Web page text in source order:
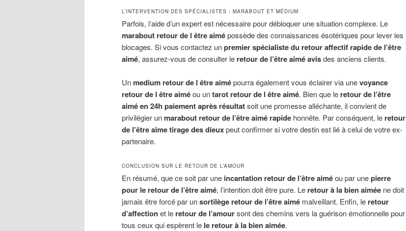
L’INTERVENTION DES SPÉCIALISTES : MARABOUT ET MÉDIUM
Parfois, l’aide d’un expert est nécessaire pour débloquer une situation complexe. Le
marabout retour de l être aimépossède des connaissances ésotériques pour lever les
blocages. Si vous contactez unpremier spécialiste du retour affectif rapide de l’être
aimé, assurez-vous de consulter le retour de l’être aimé avisdes anciens clients.
Un medium retour de l être aimépourra également vous éclairer via unevoyance
retour de l être aiméou untarot retour de l être aimé. Bien que le retour de l’être
aimé en 24h paiement après résultatsoit une promesse alléchante, il convient de
privilégier un marabout retour de l’être aimé rapide honnête. Par conséquent, le retour
de l’être aime tirage des dieuxpeut confirmer si votre destin est lié à celui de votre ex-
partenaire.
CONCLUSION SUR LE RETOUR DE L’AMOUR
En résumé, que ce soit par une incantation retour de l’être aiméou par unepierre
pour le retour de l’être aimé, l’intention doit être pure. Le retour à la bien aimée ne doit
jamais être forcé par unsortilège retour de l’être aimé malveillant. Enfin, le retour
d’affectionet le retour de l’amoursont des chemins vers la guérison émotionnelle pour
tous ceux qui espèrent le le retour à la bien aimée.